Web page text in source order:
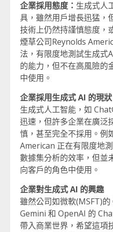
企業採用態度： 生成式人
具，雖然用戶增長迅猛，
技術上仍然持謹慎態度，
煙草公司Reynolds
法，有限度地測試生成式
的能力，但不在高風險的
中使用。
企業採用生成式 AI 的現狀
生成式人工智能，如
迅速，但許多企業在廣泛
慎，甚至完全不採用。例
American 正在有限度地
數據集分析的效率，但並
向客戶的角色中使用。
企業對生成式 AI 的興趣
雖然公司如微軟(MSFT)
Gemini 和 OpenAI 的
帶入商業世界，希望這項